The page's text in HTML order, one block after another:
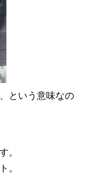
という意味なの
。
。